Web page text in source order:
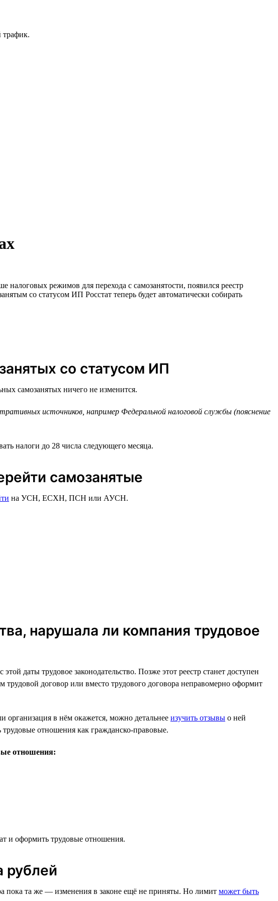
трафик.
режимов для перехода с самозанятости, появился реестр
со статусом ИП Росстат теперь будет автоматически собирать
со статусом ИП
самозанятых ничего не изменится.
источников, например Федеральной налоговой службы (пояснение
налоги до 28 числа следующего месяца.
самозанятые
на УСН, ЕСХН, ПСН или АУСН.
нарушала ли компания трудовое
даты трудовое законодательство. Позже этот реестр станет доступен
трудовой договор или вместо трудового договора неправомерно оформит
организация в нём окажется, можно детальнее изучить отзывы о ней
отношения как гражданско-правовые.
отношения:
и оформить трудовые отношения.
рублей
пока та же — изменения в законе ещё не приняты. Но лимит может быть